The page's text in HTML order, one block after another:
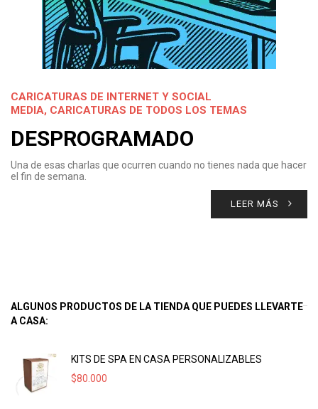
CARICATURAS DE INTERNET Y SOCIAL
MEDIA, CARICATURAS DE TODOS LOS TEMAS
DESPROGRAMADO
Una de esas charlas que ocurren cuando no tienes nada que hacer
el fin de semana.
LEER MÁS
ALGUNOS PRODUCTOS DE LA TIENDA QUE PUEDES LLEVARTE
A CASA:
KITS DE SPA EN CASA PERSONALIZABLES
$80.000